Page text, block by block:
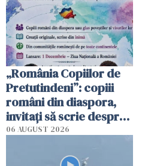
„România Copiilor de
Pretutindeni”: copiii
români din diaspora,
invitați să scrie despre
România într-un volum
06 AUGUST 2026